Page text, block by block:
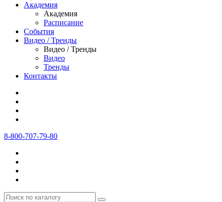
Академия
Академия
Расписание
События
Видео / Тренды
Видео / Тренды
Видео
Тренды
Контакты
8-800-707-79-80